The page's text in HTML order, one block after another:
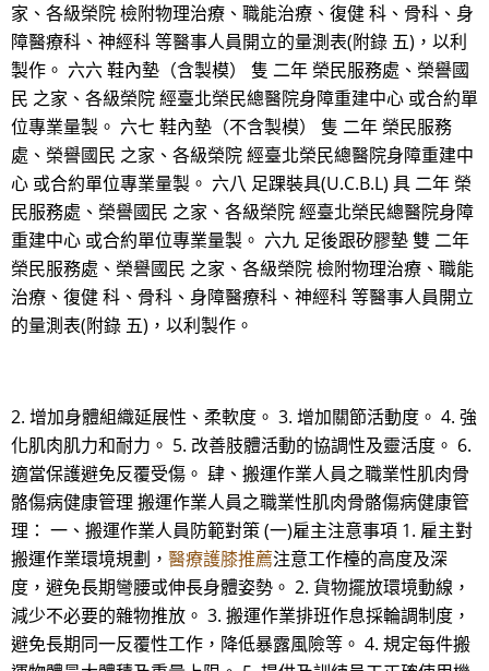
家、各級榮院 檢附物理治療、職能治療、復健 科、骨科、身
障醫療科、神經科 等醫事人員開立的量測表(附錄 五)，以利
製作。 六六 鞋內墊（含製模） 隻 二年 榮民服務處、榮譽國
民 之家、各級榮院 經臺北榮民總醫院身障重建中心 或合約單
位專業量製。 六七 鞋內墊（不含製模） 隻 二年 榮民服務
處、榮譽國民 之家、各級榮院 經臺北榮民總醫院身障重建中
心 或合約單位專業量製。 六八 足踝裝具(U.C.B.L) 具 二年 榮
民服務處、榮譽國民 之家、各級榮院 經臺北榮民總醫院身障
重建中心 或合約單位專業量製。 六九 足後跟矽膠墊 雙 二年
榮民服務處、榮譽國民 之家、各級榮院 檢附物理治療、職能
治療、復健 科、骨科、身障醫療科、神經科 等醫事人員開立
的量測表(附錄 五)，以利製作。
2. 增加身體組織延展性、柔軟度。 3. 增加關節活動度。 4. 強
化肌肉肌力和耐力。 5. 改善肢體活動的協調性及靈活度。 6.
適當保護避免反覆受傷。 肆、搬運作業人員之職業性肌肉骨
骼傷病健康管理 搬運作業人員之職業性肌肉骨骼傷病健康管
理： 一、搬運作業人員防範對策 (一)雇主注意事項 1. 雇主對
搬運作業環境規劃， 醫療護膝推薦注意工作檯的高度及深
度，避免長期彎腰或伸長身體姿勢。 2. 貨物擺放環境動線，
減少不必要的雜物推放。 3. 搬運作業排班作息採輪調制度，
避免長期同一反覆性工作，降低暴露風險等。 4. 規定每件搬